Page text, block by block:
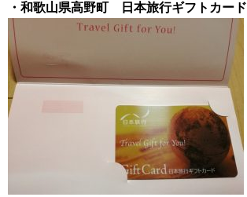
・和歌山県高野町 日本旅行ギフトカード